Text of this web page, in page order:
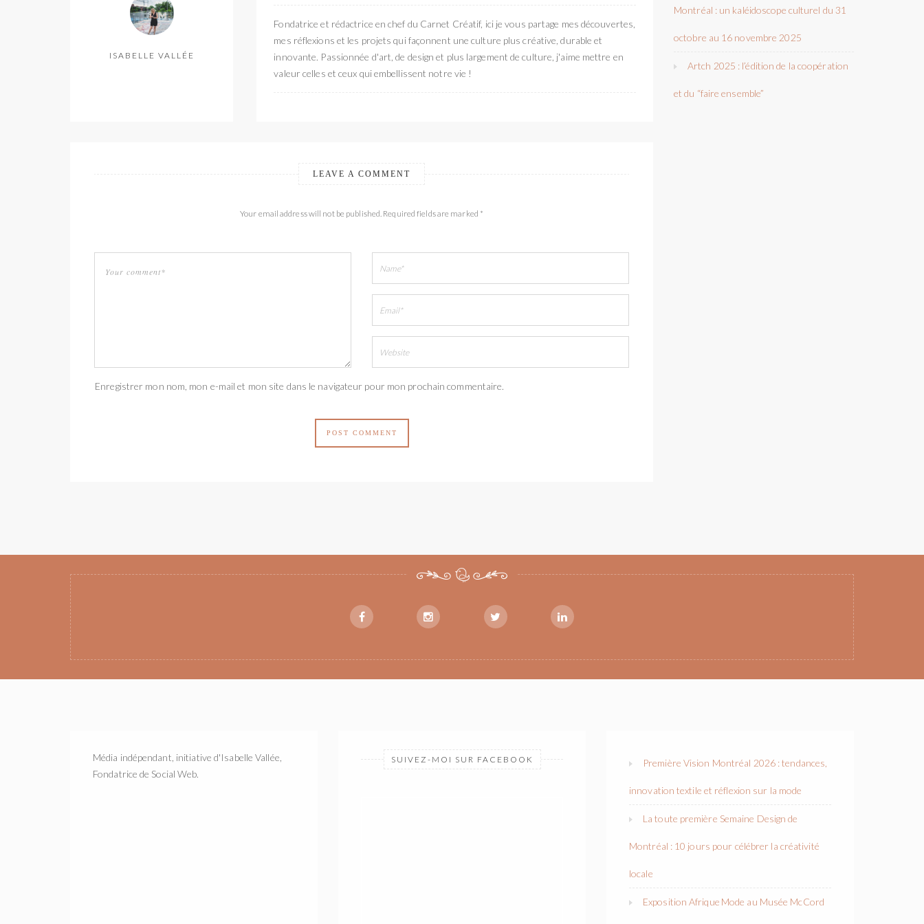
ISABELLE VALLÉE
Fondatrice et rédactrice en chef du Carnet Créatif, ici je vous partage mes découvertes,
mes réflexions et les projets qui façonnent une culture plus créative, durable et
innovante. Passionnée d'art, de design et plus largement de culture, j'aime mettre en
valeur celles et ceux qui embellissent notre vie !
LEAVE A COMMENT
Your email address will not be published. Required fields are marked *
Enregistrer mon nom, mon e-mail et mon site dans le navigateur pour mon prochain commentaire.
Montréal : un kaléidoscope culturel du 31
octobre au 16 novembre 2025
Artch 2025 : l’édition de la coopération
et du “faire ensemble”
Média indépendant, initiative d'Isabelle Vallée,
Fondatrice de Social Web.
SUIVEZ-MOI SUR FACEBOOK Première Vision Montréal 2026 : tendances,
innovation textile et réflexion sur la mode
La toute première Semaine Design de
Montréal : 10 jours pour célébrer la créativité
locale
Exposition Afrique Mode au Musée McCord